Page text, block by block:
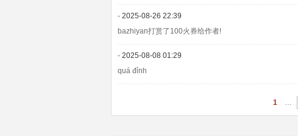
- 2025-08-26 22:39
bazhiyan打赏了100火券给作者!
- 2025-08-08 01:29
quá đỉnh
1 …